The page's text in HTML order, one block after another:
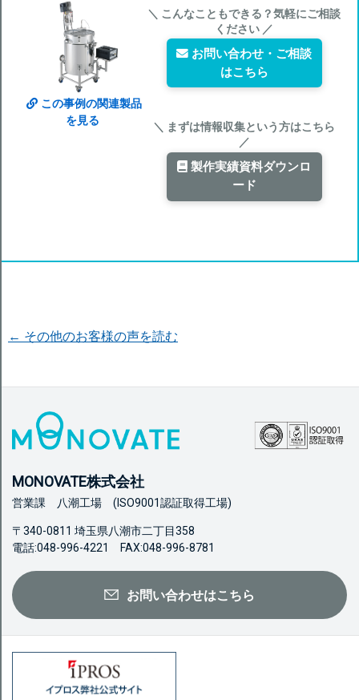
この事例の関連製品
を見る
＼ こんなこともできる？気軽にご相談
ください ／
お問い合わせ・ご相談
はこちら
＼ まずは情報収集という方はこちら
／
製作実績資料ダウンロ
ード
← その他のお客様の声を読む
MONOVATE株式会社
営業課 八潮工場 (ISO9001認証取得工場)
〒340-0811 埼玉県八潮市二丁目358
電話:048-996-4221 FAX:048-996-8781
お問い合わせはこちら